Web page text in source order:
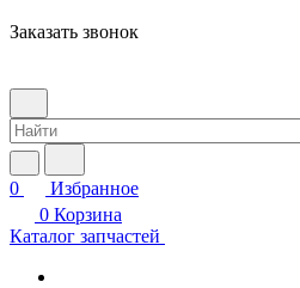
Заказать звонок
0
Избранное
0 Корзина
Каталог запчастей